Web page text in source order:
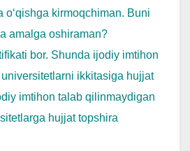
o‘qishga kirmoqchiman. Buni
amalga oshiraman?
bor. Shunda ijodiy imtihon
universitetlarni ikkitasiga hujjat
imtihon talab qilinmaydigan
hujjat topshira